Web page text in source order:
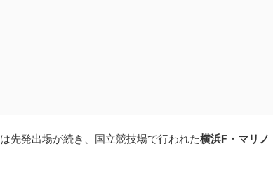
先発出場が続き、国立競技場で行われた横浜F・マリノ